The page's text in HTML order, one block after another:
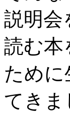
説明会
読む本
ために
てきま